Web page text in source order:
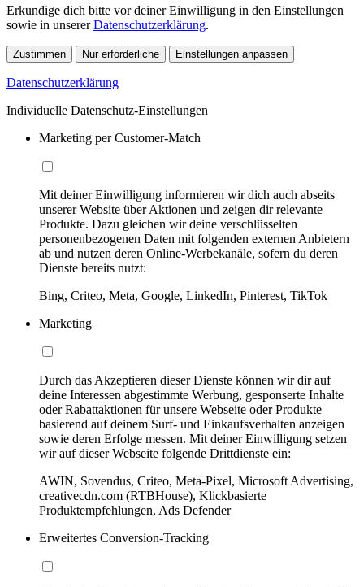
Erkundige dich bitte vor deiner Einwilligung in den Einstellungen
sowie in unsererDatenschutzerklärung.
Zustimmen Nur erforderliche Einstellungen anpassen
Datenschutzerklärung
Individuelle Datenschutz-Einstellungen
Marketing per Customer-Match
Mit deiner Einwilligung informieren wir dich auch abseits
unserer Website über Aktionen und zeigen dir relevante
Produkte. Dazu gleichen wir deine verschlüsselten
personenbezogenen Daten mit folgenden externen Anbietern
ab und nutzen deren Online-Werbekanäle, sofern du deren
Dienste bereits nutzt:
Bing, Criteo, Meta, Google, LinkedIn, Pinterest, TikTok
Marketing
Durch das Akzeptieren dieser Dienste können wir dir auf
deine Interessen abgestimmte Werbung, gesponserte Inhalte
oder Rabattaktionen für unsere Webseite oder Produkte
basierend auf deinem Surf- und Einkaufsverhalten anzeigen
sowie deren Erfolge messen. Mit deiner Einwilligung setzen
wir auf dieser Webseite folgende Drittdienste ein:
AWIN, Sovendus, Criteo, Meta-Pixel, Microsoft Advertising,
creativecdn.com (RTBHouse), Klickbasierte
Produktempfehlungen, Ads Defender
Erweitertes Conversion-Tracking